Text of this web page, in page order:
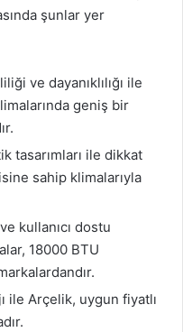
şunlar yer
ve dayanıklılığı ile
geniş bir
tasarımları ile dikkat
sahip klimalarıyla
kullanıcı dostu
18000 BTU
ile Arçelik, uygun fiyatlı